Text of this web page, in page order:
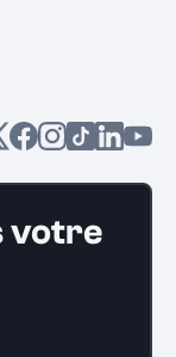
votre